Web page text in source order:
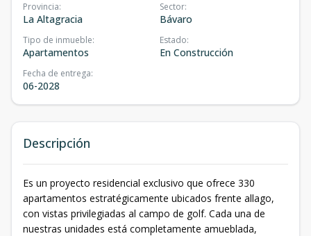
Provincia:
La Altagracia
Sector:
Bávaro
Tipo de inmueble:
Apartamentos
Estado:
En Construcción
Fecha de entrega:
06-2028
Descripción
Es un proyecto residencial exclusivo que ofrece 330
apartamentos estratégicamente ubicados frente allago,
con vistas privilegiadas al campo de golf. Cada una de
nuestras unidades está completamente amueblada,